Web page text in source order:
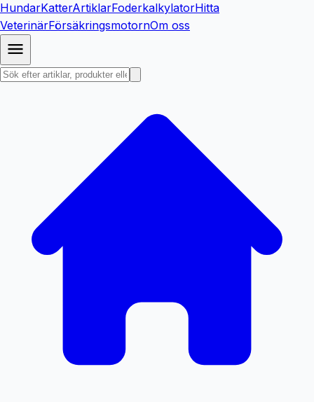
HundarKatterArtiklarFoderkalkylatorHitta
VeterinärFörsäkringsmotornOm oss